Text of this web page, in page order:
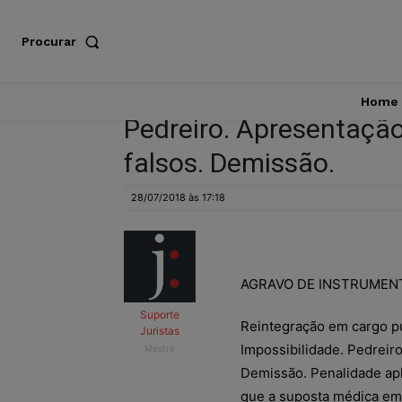
Procurar
Home
Pedreiro.
falsos. Demissão.
28/07/2018 às 17:18
Suporte
Juristas
Mestre
AGRAVO DE
Reintegração em cargo
Impossibilidade.
Demissão. Penalidade
que a suposta médica